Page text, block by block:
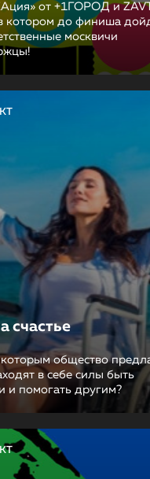
от +1ГОРОД и
в котором до финиша
москвичи
счастье
общество
в себе силы быть
и помогать другим?